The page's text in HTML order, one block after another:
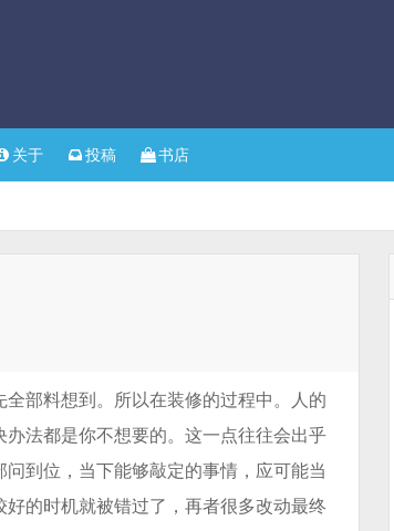
关于 投稿 书店
部料想到。所以在装修的过程中。人的
法都是你不想要的。这一点往往会出乎
到位，当下能够敲定的事情，应可能当
的时机就被错过了，再者很多改动最终